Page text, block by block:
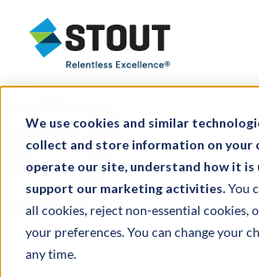
We use cookies and similar
collect and store information on your
operate our site, understand how it is
support our marketing activities.You
all cookies, reject non-essential cookies,
your preferences. You can change your
any time.
Stout Relentless Excellence